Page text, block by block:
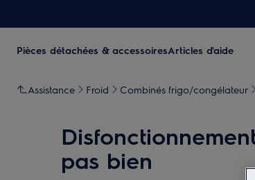
Pièces détachées & accessoiresArticles d'aide
Assistance Froid Combinés frigo/congélateur
pas bien